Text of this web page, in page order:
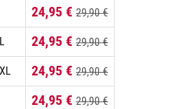
24,95 € 29,90 €
24,95 € 29,90 €
24,95 € 29,90 €
24,95 € 29,90 €